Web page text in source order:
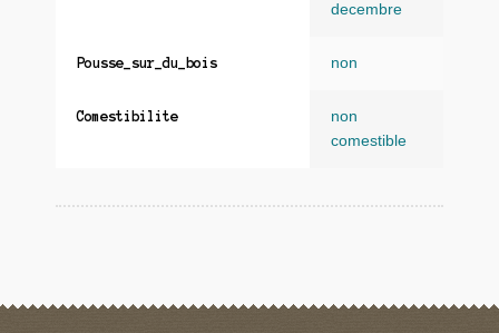
decembre
Pousse_sur_du_bois non
Comestibilite
non
comestible